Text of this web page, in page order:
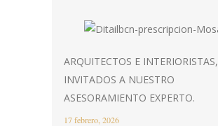
ARQUITECTOS E INTERIORISTAS,
INVITADOS A NUESTRO
ASESORAMIENTO EXPERTO.
17 febrero, 2026